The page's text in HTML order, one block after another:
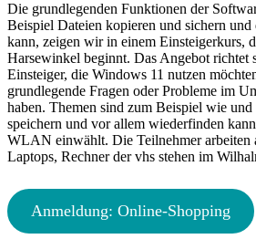
Die grundlegenden Funktionen der
Beispiel Dateien kopieren und sichern
kann, zeigen wir in einem Einsteigerkurs,
Harsewinkel beginnt. Das Angebot richtet
Einsteiger, die Windows 11 nutzen
grundlegende Fragen oder Probleme im
haben. Themen sind zum Beispiel wie
speichern und vor allem wiederfinden
WLAN einwählt. Die Teilnehmer arbeiten
Laptops, Rechner der vhs stehen im
Anmeldung: Online-Shopping